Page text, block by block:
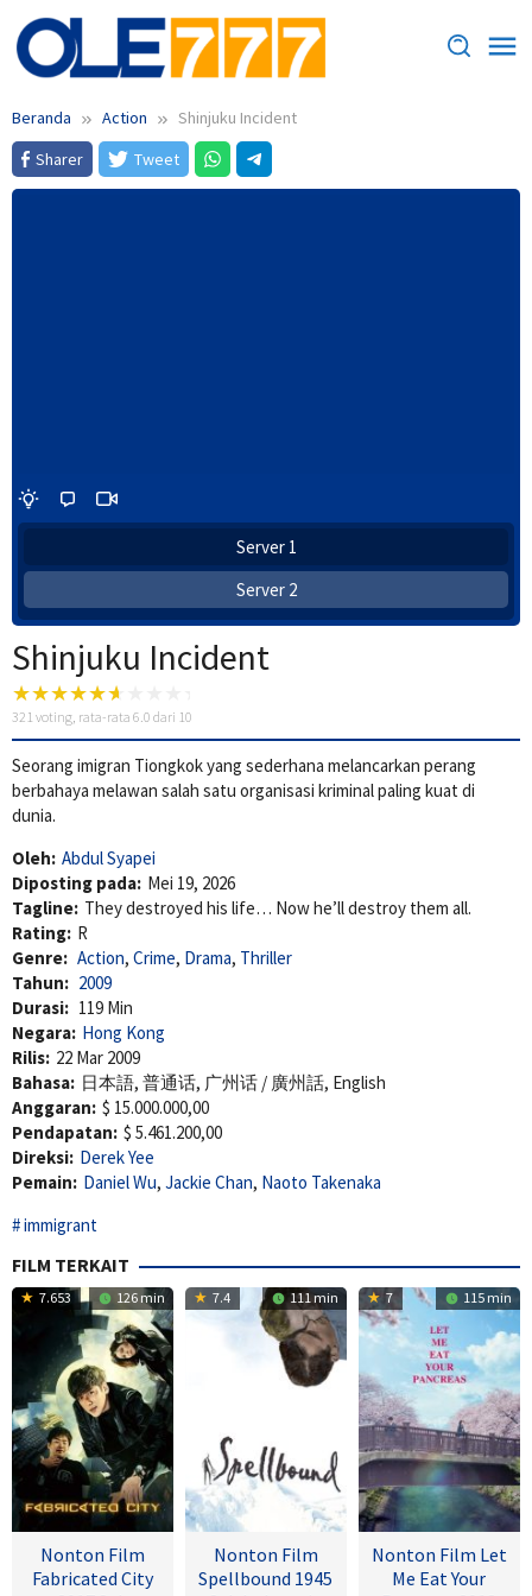
Loncat
ke
konten
Beranda Action
Shinjuku Incident
Sharer
Tweet
Server 1
Server 2
Shinjuku Incident
321 voting, rata-rata 6.0 dari 10
Seorang imigran Tiongkok yang sederhana melancarkan perang
berbahaya melawan salah satu organisasi kriminal paling kuat di
dunia.
Oleh: Abdul Syapei
Diposting pada: Mei 19, 2026
Tagline: They destroyed his life… Now he’ll destroy them all.
Rating: R
Genre: Action, Crime, Drama, Thriller
Tahun: 2009
Durasi: 119 Min
Negara: Hong Kong
Rilis: 22 Mar 2009
Bahasa: 日本語, 普通话, 广州话 / 廣州話, English
Anggaran: $ 15.000.000,00
Pendapatan: $ 5.461.200,00
Direksi: Derek Yee
Pemain: Daniel Wu, Jackie Chan, Naoto Takenaka
immigrant
FILM TERKAIT
7.653 126 min
Nonton Film
Fabricated City
7.4 111 min
Nonton Film
Spellbound 1945
7 115 min
Nonton Film Let
Me Eat Your